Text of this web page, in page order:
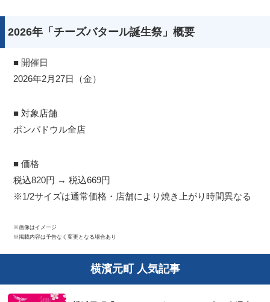
2026年「チーズバタール誕生祭」概要
■ 開催日
2026年2月27日（金）
■ 対象店舗
ポンパドウル全店
■ 価格
税込820円 → 税込669円
※1/2サイズは通常価格・店舗により焼き上がり時間異なる
※画像はイメージ
※掲載内容は予告なく変更となる場合あり
横濱元町 人気記事